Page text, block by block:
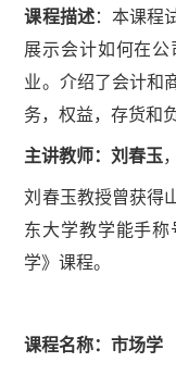
课程描述：本课程
展示会计如何在
业。介绍了会计和
务，权益，存货和
主讲教师：刘春玉，
刘春玉教授曾获得
东大学教学能手称
学》课程。
课程名称：市场学